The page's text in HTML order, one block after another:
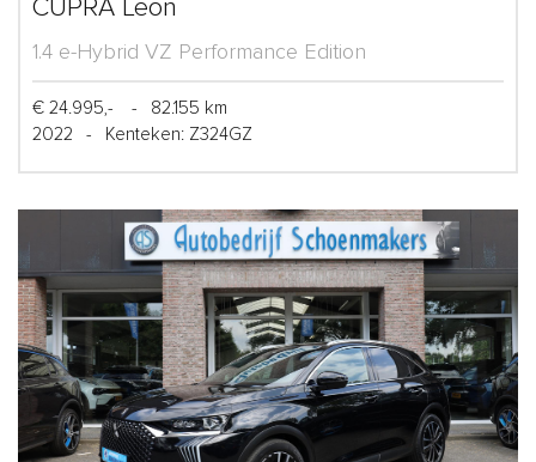
CUPRA Leon
1.4 e-Hybrid VZ Performance Edition
€ 24.995,- -
82.155 km
2022
- Kenteken: Z324GZ